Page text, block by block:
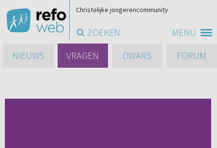
MENU
Christelijke jongerencommunity
ZOEKEN
NIEUWS
VRAGEN DWARS FORUM